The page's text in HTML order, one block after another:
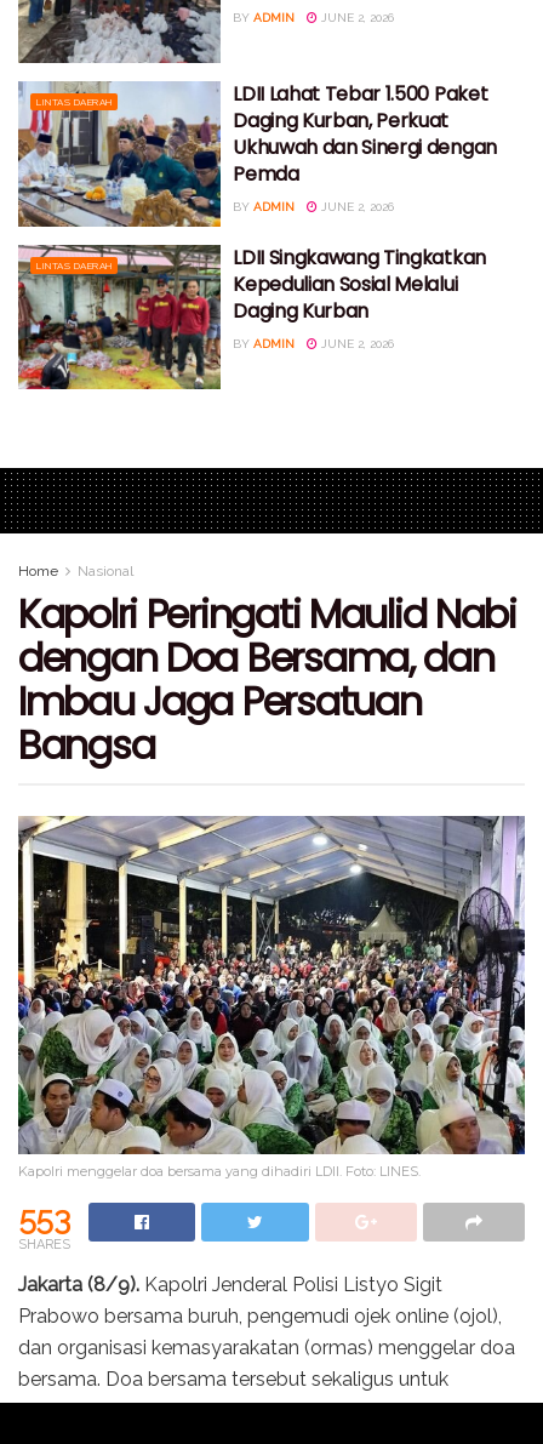
BY ADMIN JUNE 2, 2026
LINTAS DAERAH
LDII Lahat Tebar 1.500 Paket
Daging Kurban, Perkuat
Ukhuwah dan Sinergi dengan
Pemda
BY ADMIN JUNE 2, 2026
LINTAS DAERAH
LDII Singkawang Tingkatkan
Kepedulian Sosial Melalui
Daging Kurban
BY ADMIN JUNE 2, 2026
Home Nasional
Kapolri Peringati Maulid Nabi
dengan Doa Bersama, dan
Imbau Jaga Persatuan
Bangsa
Kapolri menggelar doa bersama yang dihadiri LDII. Foto: LINES.
553
SHARES
Jakarta (8/9). Kapolri Jenderal Polisi Listyo Sigit
Prabowo bersama buruh, pengemudi ojek online (ojol),
dan organisasi kemasyarakatan (ormas) menggelar doa
bersama. Doa bersama tersebut sekaligus untuk
memperingati Maulid Nabi Muhammad SAW 1447